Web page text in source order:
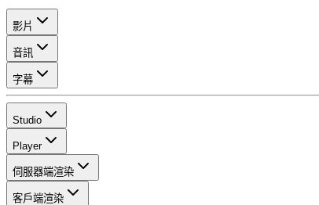
影片
音訊
字幕
Studio
Player
伺服器端渲染
客戶端渲染